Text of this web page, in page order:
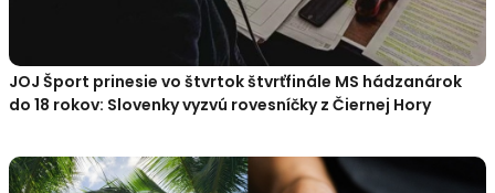
JOJ Šport prinesie vo štvrtok štvrťfinále MS hádzanárok
do 18 rokov: Slovenky vyzvú rovesníčky z Čiernej Hory